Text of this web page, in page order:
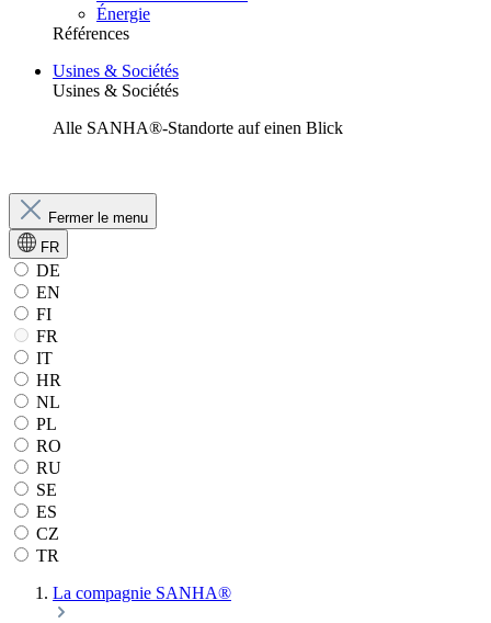
Énergie
Références
Usines & Sociétés
Usines & Sociétés
Alle SANHA®-Standorte auf einen Blick
Fermer le menu
FR
DE
EN
FI
FR
IT
HR
NL
PL
RO
RU
SE
ES
CZ
TR
La compagnie SANHA®